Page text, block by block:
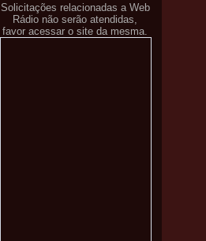
Solicitações relacionadas a Web
Rádio não serão atendidas,
favor acessar o site da mesma.